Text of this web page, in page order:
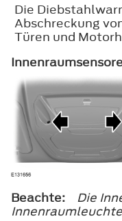
Die
Abschreckung
Türen und
Beachte:
Die